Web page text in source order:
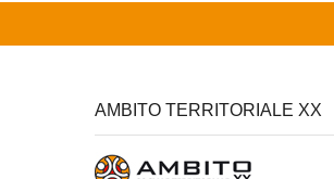
AMBITO TERRITORIALE XX